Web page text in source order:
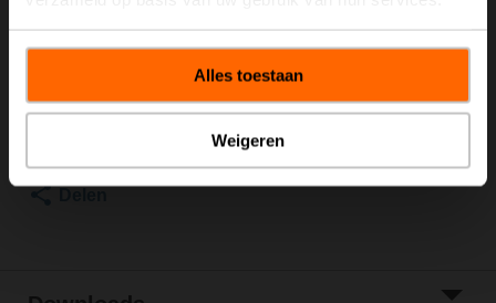
Alles toestaan
Weigeren
Toevoegen aan